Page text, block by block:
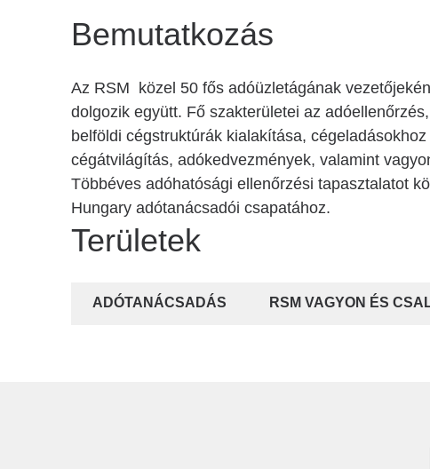
Bemutatkozás
Az RSM közel 50 fős adóüzletágának
dolgozik együtt. Fő szakterületei az
belföldi cégstruktúrák kialakítása,
cégátvilágítás, adókedvezmények, valamint
Többéves adóhatósági ellenőrzési tapasztalatot
Hungary adótanácsadói csapatához.
Területek
ADÓTANÁCSADÁS RSM VAGYON ÉS